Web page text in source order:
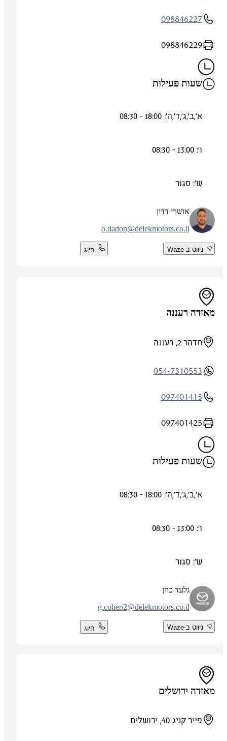
098846227
098846229
שעות פעילות
א',ב',ג',ד',ה': 18:00 - 08:30
ש': סגור
אושרי דדון
o.dadon@delekmotors.co.il
ניווט ב-Waze חיוג
מאזדה רעננה
תדהר 2, רעננה
054-7310553
097401415
097401425
שעות פעילות
א',ב',ג',ד',ה': 18:00 - 08:30
ש': סגור
גלעד כהן
g.cohen2@delekmotors.co.il
ניווט ב-Waze חיוג
מאזדה ירושלים
פייר קניג 40, ירושלים